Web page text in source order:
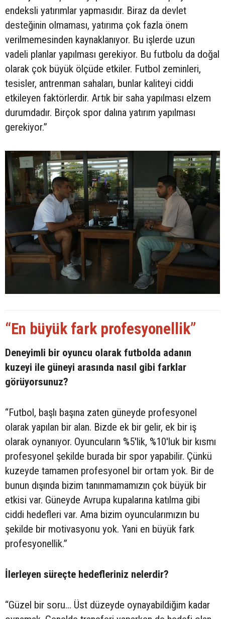
endeksli yatırımlar yapmasıdır. Biraz da devlet
desteğinin olmaması, yatırıma çok fazla önem
verilmemesinden kaynaklanıyor. Bu işlerde uzun
vadeli planlar yapılması gerekiyor. Bu futbolu da doğal
olarak çok büyük ölçüde etkiler. Futbol zeminleri,
tesisler, antrenman sahaları, bunlar kaliteyi ciddi
etkileyen faktörlerdir. Artık bir saha yapılması elzem
durumdadır. Birçok spor dalına yatırım yapılması
gerekiyor.”
“En büyük fark profesyonellik”
Deneyimli bir oyuncu olarak futbolda adanın
kuzeyi ile güneyi arasında nasıl gibi farklar
görüyorsunuz?
“Futbol, başlı başına zaten güneyde profesyonel
olarak yapılan bir alan. Bizde ek bir gelir, ek bir iş
olarak oynanıyor. Oyuncuların %5'lik, %10'luk bir kısmı
profesyonel şekilde burada bir spor yapabilir. Çünkü
kuzeyde tamamen profesyonel bir ortam yok. Bir de
bunun dışında bizim tanınmamamızın çok büyük bir
etkisi var. Güneyde Avrupa kupalarına katılma gibi
ciddi hedefleri var. Ama bizim oyuncularımızın bu
şekilde bir motivasyonu yok. Yani en büyük fark
profesyonellik.”
İlerleyen süreçte hedefleriniz nelerdir?
“Güzel bir soru... Üst düzeyde oynayabildiğim kadar